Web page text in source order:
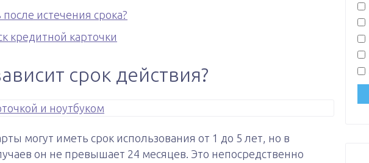
истечения срока?
кредитной карточки
срок действия?
могут иметь срок использования от 1 до 5 лет, но в
он не превышает 24 месяцев. Это непосредственно